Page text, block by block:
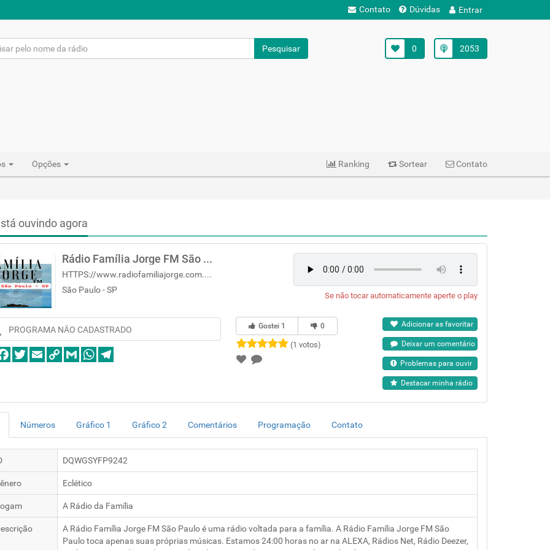
Contato Dúvidas Entrar
Pesquisar 2053
0
Opções Ranking Sortear Contato
ouvindo agora
Rádio Família Jorge FM São Paulo
HTTPS://www.radiofamiliajorge.com.br/
São Paulo - SP
Se não tocar automaticamente aperte o play
PROGRAMA NÃO CADASTRADO Gostei 1 0
(1 votos)
Adicionar as favoritar
Deixar um comentário
Problemas para ouvir
Destacar minha rádio
Números Gráfico 1 Gráfico 2 Comentários Programação Contato
DQWGSYFP9242
Eclético
A Rádio da Família
A Rádio Família Jorge FM São Paulo é uma rádio voltada para a família. A Rádio Família Jorge FM São
Paulo toca apenas suas próprias músicas. Estamos 24:00 horas no ar na ALEXA, Rádios Net, Rádio Deezer,